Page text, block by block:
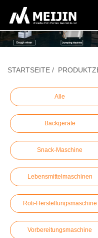
Unternehmen
LÖSUNG
Produktzentrum
Service
Kontakt
STARTSEITE /
Alle
Backgeräte
Snack-Maschine
Lebensmittelmaschinen
Roti-Herstellungsmaschine
Vorbereitungsmaschine